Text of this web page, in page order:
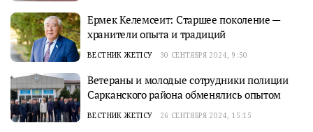
Ермек Келемсеит: Старшее поколение —
хранители опыта и традиций
ВЕСТНИК ЖЕТІСУ 30 СЕНТЯБРЯ 2024, 9:50
Ветераны и молодые сотрудники полиции
Сарканского района обменялись опытом
ВЕСТНИК ЖЕТІСУ 26 СЕНТЯБРЯ 2024, 15:15